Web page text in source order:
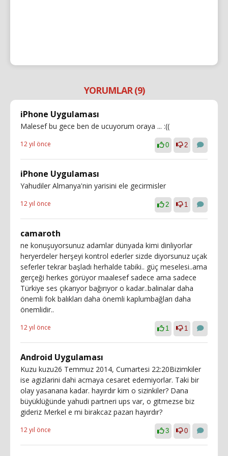
YORUMLAR (9)
iPhone Uygulaması
Malesef bu gece ben de ucuyorum oraya ... :((
12 yıl önce 0 2
iPhone Uygulaması
Yahudiler Almanya'nin yarisini ele gecirmisler
12 yıl önce 2 1
camaroth
ne konuşuyorsunuz adamlar dünyada kimi dinliyorlar
heryerdeler herşeyi kontrol ederler sizde diyorsunuz uçak
seferler tekrar başladı herhalde tabiki.. güç meselesi..ama
gerçeği herkes görüyor maalesef sadece ama sadece
Türkiye ses çıkarıyor bağırıyor o kadar..balinalar daha
önemli fok balıkları daha önemli kaplumbağları daha
önemlidir..
12 yıl önce 1 1
Android Uygulaması
Kuzu kuzu26 Temmuz 2014, Cumartesi 22:20Bizimkiler
ise agizlarini dahi acmaya cesaret edemiyorlar. Taki bir
olay yasanana kadar. hayırdır kim o sizinkiler? Dana
büyüklüğünde yahudi partneri ups var, o gitmezse biz
gideriz Merkel e mi birakcaz pazarı hayırdır?
12 yıl önce 3 0